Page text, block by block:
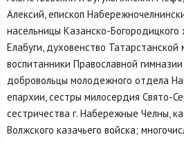
Алексий, епископ
насельницы Казанско-Богородицкого
Елабуги, духовенство Татарстанской
воспитанники Православной
добровольцы молодежного отдела
епархии, сестры милосердия Свято-
сестричества г. Набережные Челны,
Волжского казачьего войска;